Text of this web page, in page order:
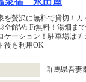
を贅沢に無料で貸切！
館Wi-Fi無料！湯畑ま
ケーション！駐車場は
後も利用OK
群馬県吾妻